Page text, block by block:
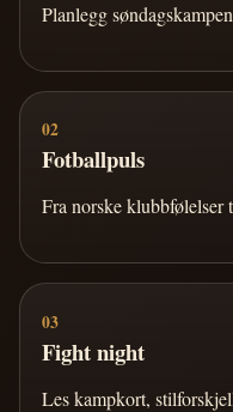
Planlegg
02
Fotballpuls
Fra norske klubbfølelser
03
Fight night
Les kampkort,